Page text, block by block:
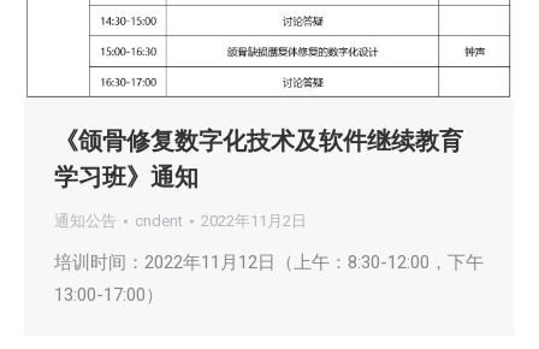
《颌骨修复数字化技术及软件继续教育
学习班》通知
通知公告 cndent 2022年11月2日
培训时间：2022年11月12日（上午：8:30-12:00，下午
13:00-17:00）